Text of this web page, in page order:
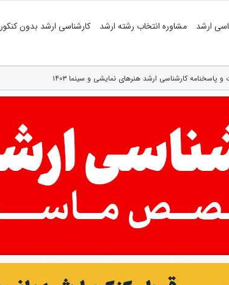
ارشد مشاوره انتخاب رشته ارشد کارشناسی ارشد بدون کنکور
و پاسخنامه کارشناسی ارشد هنرهای نمایشی و سینما ۱۴۰۳